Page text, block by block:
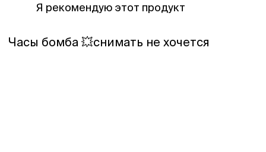
Я рекомендую этот продукт
Часы бомба 💥снимать не хочется